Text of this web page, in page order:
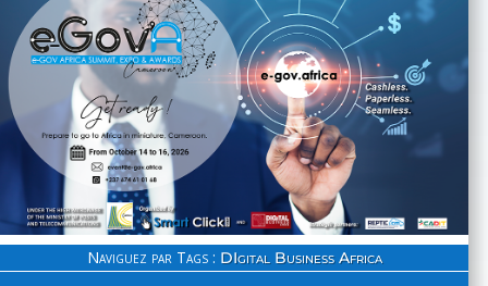
Naviguez par Tags : DIgital Business Africa